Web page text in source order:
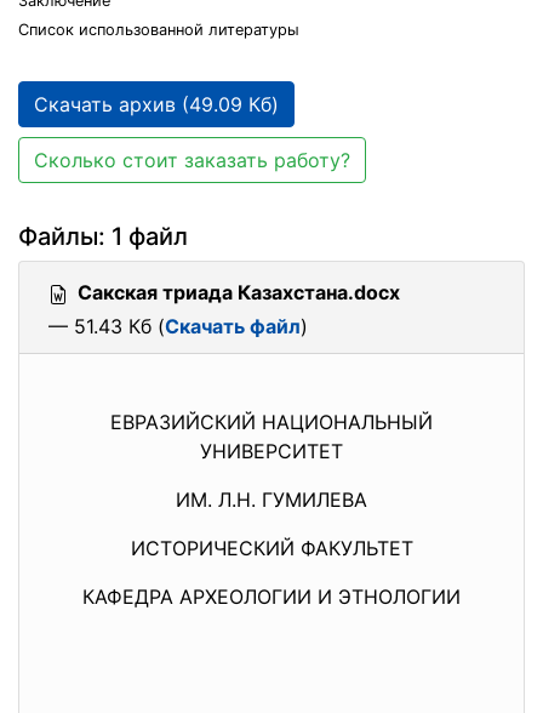
Список использованной литературы
Скачать архив (49.09 Кб)
Сколько стоит заказать работу?
Файлы: 1 файл
Сакская триада Казахстана.docx
— 51.43 Кб (Скачать файл)
ЕВРАЗИЙСКИЙ НАЦИОНАЛЬНЫЙ
УНИВЕРСИТЕТ
ИМ. Л.Н. ГУМИЛЕВА
ИСТОРИЧЕСКИЙ ФАКУЛЬТЕТ
КАФЕДРА АРХЕОЛОГИИ И ЭТНОЛОГИИ